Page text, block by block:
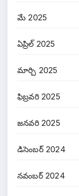
మే 2025
ఏప్రిల్ 2025
మార్చి 2025
ఫిబ్రవరి 2025
జనవరి 2025
డిసెంబర్ 2024
నవంబర్ 2024